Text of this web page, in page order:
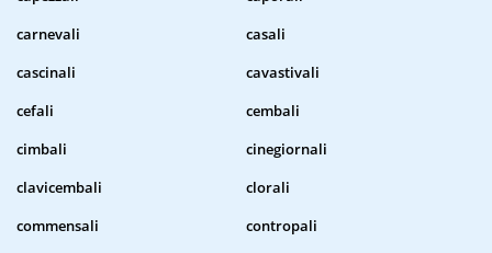
carnevali
casali
cascinali
cavastivali
cefali
cembali
cimbali
cinegiornali
clavicembali
clorali
commensali
contropali